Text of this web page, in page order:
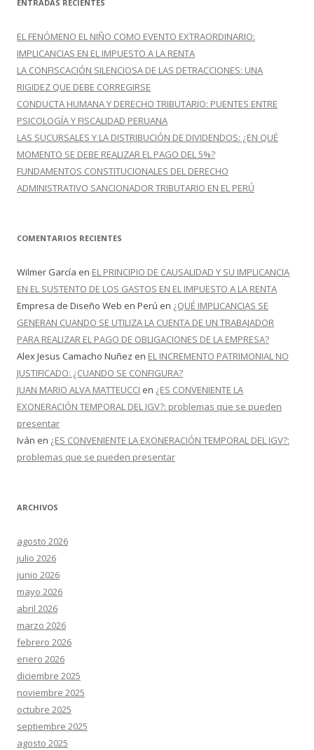
r
:
ENTRADAS RECIENTES
EL FENÓMENO EL NIÑO COMO EVENTO EXTRAORDINARIO:
IMPLICANCIAS EN EL IMPUESTO A LA RENTA
LA CONFISCACIÓN SILENCIOSA DE LAS DETRACCIONES: UNA
RIGIDEZ QUE DEBE CORREGIRSE
CONDUCTA HUMANA Y DERECHO TRIBUTARIO: PUENTES ENTRE
PSICOLOGÍA Y FISCALIDAD PERUANA
LAS SUCURSALES Y LA DISTRIBUCIÓN DE DIVIDENDOS: ¿EN QUÉ
MOMENTO SE DEBE REALIZAR EL PAGO DEL 5%?
FUNDAMENTOS CONSTITUCIONALES DEL DERECHO
ADMINISTRATIVO SANCIONADOR TRIBUTARIO EN EL PERÚ
COMENTARIOS RECIENTES
Wilmer García en EL PRINCIPIO DE CAUSALIDAD Y SU IMPLICANCIA
EN EL SUSTENTO DE LOS GASTOS EN EL IMPUESTO A LA RENTA
Empresa de Diseño Web en Perú en ¿QUÉ IMPLICANCIAS SE
GENERAN CUANDO SE UTILIZA LA CUENTA DE UN TRABAJADOR
PARA REALIZAR EL PAGO DE OBLIGACIONES DE LA EMPRESA?
Alex Jesus Camacho Nuñez en EL INCREMENTO PATRIMONIAL NO
JUSTIFICADO: ¿CUANDO SE CONFIGURA?
JUAN MARIO ALVA MATTEUCCI en ¿ES CONVENIENTE LA
EXONERACIÓN TEMPORAL DEL IGV?: problemas que se pueden
presentar
Iván en ¿ES CONVENIENTE LA EXONERACIÓN TEMPORAL DEL IGV?:
problemas que se pueden presentar
ARCHIVOS
agosto 2026
julio 2026
junio 2026
mayo 2026
abril 2026
marzo 2026
febrero 2026
enero 2026
diciembre 2025
noviembre 2025
octubre 2025
septiembre 2025
agosto 2025